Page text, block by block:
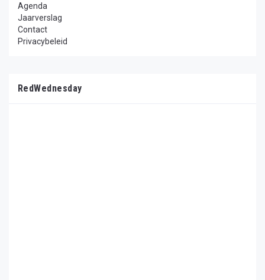
Agenda
Jaarverslag
Contact
Privacybeleid
RedWednesday